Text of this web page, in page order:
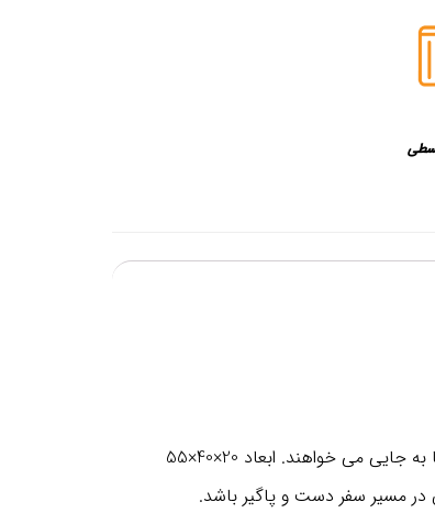
چمدان گابل سایز کوچک Score برای سفرهای کوتاه و کسانی طراحی شده که یک چمدان با ابعاد مناسب، مقاوم و راحت برای جا به‌ جایی می‌ خواهند. ابعاد 20×40×55